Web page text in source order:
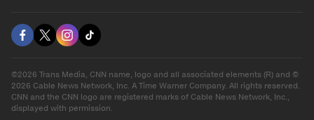
©2026 Trans Media, CNN name, logo and all associated elements (R) and ©
2026 Cable News Network, Inc. A Time Warner Company. All rights reserved.
CNN and the CNN logo are registered marks of Cable News Network, Inc.,
displayed with permission.